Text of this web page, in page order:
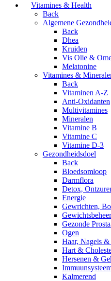
Vitamines & Health
Back
Algemene
Back
Dhea
Kruiden
Vis Olie &
Melatonine
Vitamines &
Back
Vitaminen A-Z
Anti-Oxidanten
Multivitamines
Mineralen
Vitamine B
Vitamine C
Vitamine D-3
Gezondheidsdoel
Back
Bloedsomloop
Darmflora
Detox,
Energie
Gewrichten,
Gezonde
Ogen
Haar, Nagels
Hart &
Hersenen &
Kalmerend